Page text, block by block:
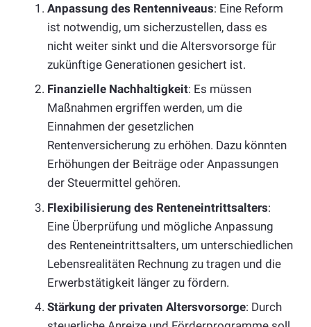
Anpassung des Rentenniveaus: Eine Reform
ist notwendig, um sicherzustellen, dass es
nicht weiter sinkt und die Altersvorsorge für
zukünftige Generationen gesichert ist.
Finanzielle Nachhaltigkeit: Es müssen
Maßnahmen ergriffen werden, um die
Einnahmen der gesetzlichen
Rentenversicherung zu erhöhen. Dazu könnten
Erhöhungen der Beiträge oder Anpassungen
der Steuermittel gehören.
Flexibilisierung des Renteneintrittsalters:
Eine Überprüfung und mögliche Anpassung
des Renteneintrittsalters, um unterschiedlichen
Lebensrealitäten Rechnung zu tragen und die
Erwerbstätigkeit länger zu fördern.
Stärkung der privaten Altersvorsorge: Durch